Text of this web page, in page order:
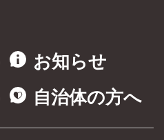
お知らせ
自治体の方へ